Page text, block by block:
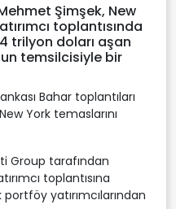
Şimşek, New
toplantısında
trilyon doları aşan
temsilcisiyle bir
Bahar toplantıları
York temaslarını
Group tarafından
toplantısına
portföy yatırımcılarından